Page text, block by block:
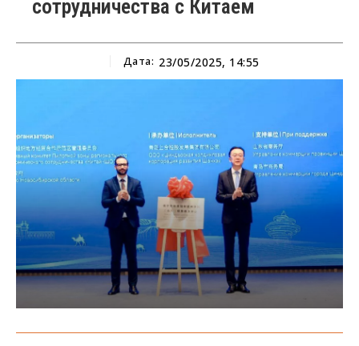
сотрудничества с Китаем
Дата: 23/05/2025, 14:55